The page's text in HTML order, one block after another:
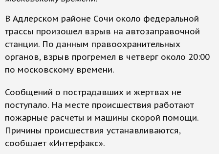
В Адлерском районе Сочи около федеральной
трассы произошел взрыв на автозаправочной
станции. По данным правоохранительных
органов, взрыв прогремел в четверг около 20:00
по московскому времени.
Сообщений о пострадавших и жертвах не
поступало. На месте происшествия работают
пожарные расчеты и машины скорой помощи.
Причины происшествия устанавливаются,
сообщает «Интерфакс».